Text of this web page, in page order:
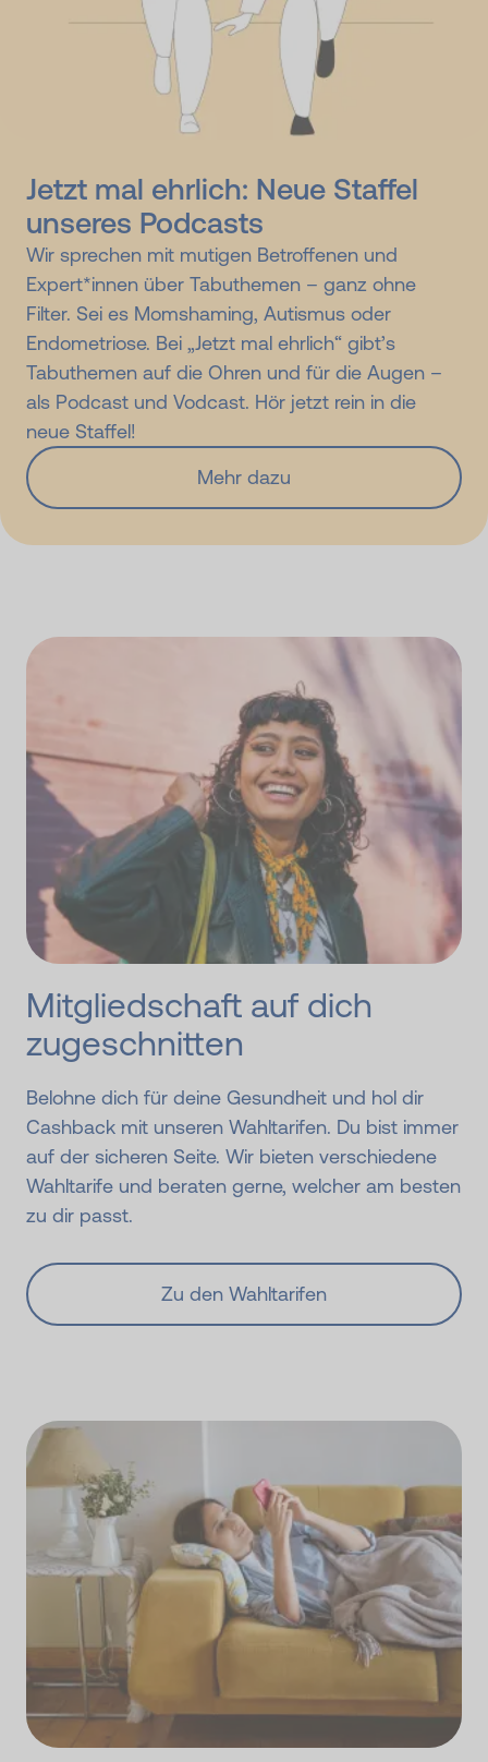
Jetzt mal ehrlich: Neue Staffel
unseres Podcasts
Wir sprechen mit mutigen Betroffenen und
Expert*innen über Tabuthemen – ganz ohne
Filter. Sei es Momshaming, Autismus oder
Endometriose. Bei „Jetzt mal ehrlich“ gibt’s
Tabuthemen auf die Ohren und für die Augen –
als Podcast und Vodcast. Hör jetzt rein in die
neue Staffel!
Mehr dazu
Mitgliedschaft auf dich
zugeschnitten
Belohne dich für deine Gesundheit und hol dir
Cashback mit unseren Wahltarifen. Du bist immer
auf der sicheren Seite. Wir bieten verschiedene
Wahltarife und beraten gerne, welcher am besten
zu dir passt.
Zu den Wahltarifen